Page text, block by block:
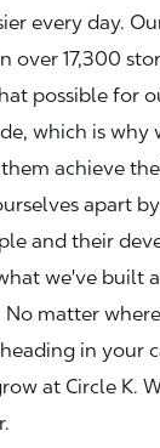
every day.
over 17,300
possible for
which is why
achieve
apart
and their
we've built
No matter
in your
at Circle K.